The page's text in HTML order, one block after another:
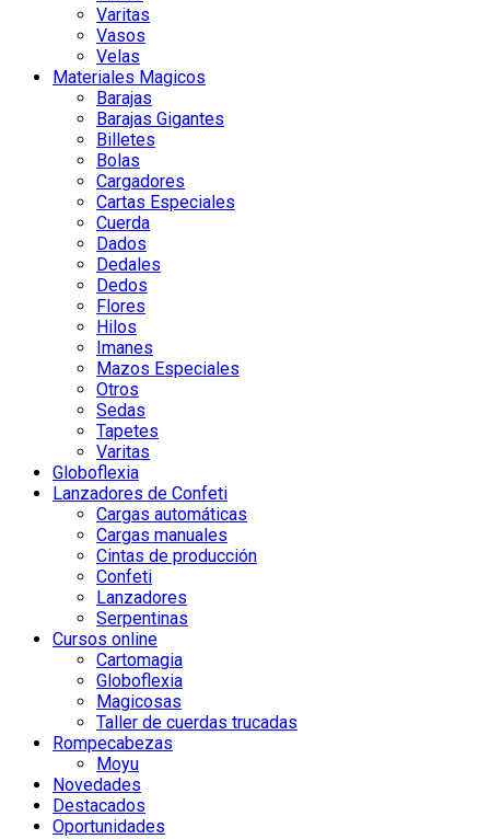
Varitas
Vasos
Velas
Materiales Magicos
Barajas
Barajas Gigantes
Billetes
Bolas
Cargadores
Cartas Especiales
Cuerda
Dados
Dedales
Dedos
Flores
Hilos
Imanes
Mazos Especiales
Otros
Sedas
Tapetes
Varitas
Globoflexia
Lanzadores de Confeti
Cargas automáticas
Cargas manuales
Cintas de producción
Confeti
Lanzadores
Serpentinas
Cursos online
Cartomagia
Globoflexia
Magicosas
Taller de cuerdas trucadas
Rompecabezas
Moyu
Novedades
Destacados
Oportunidades